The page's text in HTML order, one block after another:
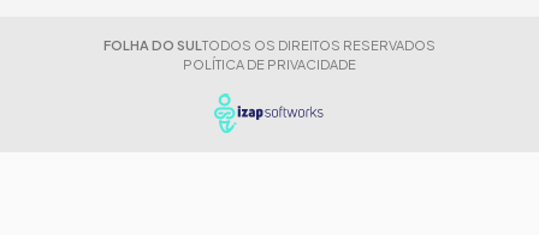
FOLHA DO SUL TODOS OS DIREITOS RESERVADOS
POLÍTICA DE PRIVACIDADE